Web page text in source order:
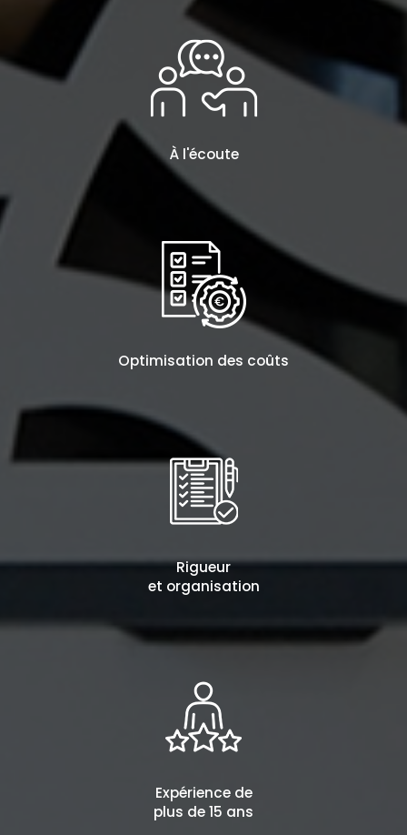
À l'écoute
Optimisation des coûts
Rigueur
et organisation
Expérience de
plus de 15 ans